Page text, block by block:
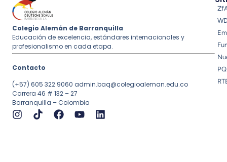
Colegio Alemán de Barranquilla
Educación de excelencia, estándares internacionales y
profesionalismo en cada etapa.
Contacto
(+57) 605 322 9060 admin.baq@colegioaleman.edu.co
Carrera 46 # 132 – 27
Barranquilla – Colombia